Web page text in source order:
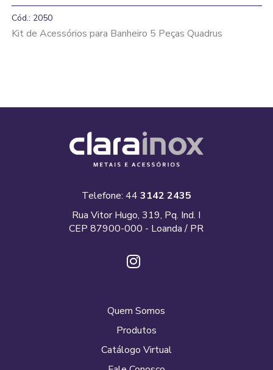
Cód.: 2050
Kit de Acessórios para Banheiro 5 Peças Quadrus
Telefone: 44 3142 2435
Rua Vitor Hugo, 319, Pq. Ind. I
CEP 87900-000 - Loanda / PR
Quem Somos
Produtos
Catálogo Virtual